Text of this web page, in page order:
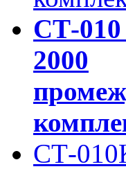
СТ-
2000
СТ-